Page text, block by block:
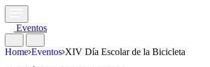
Eventos
Home Eventos XIV Día Escolar de la Bicicleta